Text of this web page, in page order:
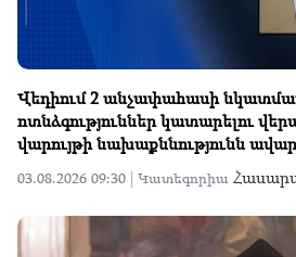
Վեդիում 2 անչափահասի
ոտնձգություններ կատարելու
վարույթի նախաքննությունն
03.08.2026 09:30 | Կատեգորիա